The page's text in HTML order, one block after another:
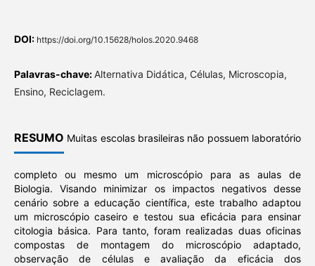
DOI: https://doi.org/10.15628/holos.2020.9468
Palavras-chave:Alternativa Didática, Células, Microscopia,
Ensino, Reciclagem.
RESUMO Muitas escolas brasileiras não possuem laboratório
completo ou mesmo um microscópio para as aulas de
Biologia. Visando minimizar os impactos negativos desse
cenário sobre a educação científica, este trabalho adaptou
um microscópio caseiro e testou sua eficácia para ensinar
citologia básica. Para tanto, foram realizadas duas oficinas
compostas de montagem do microscópio adaptado,
observação de células e avaliação da eficácia dos